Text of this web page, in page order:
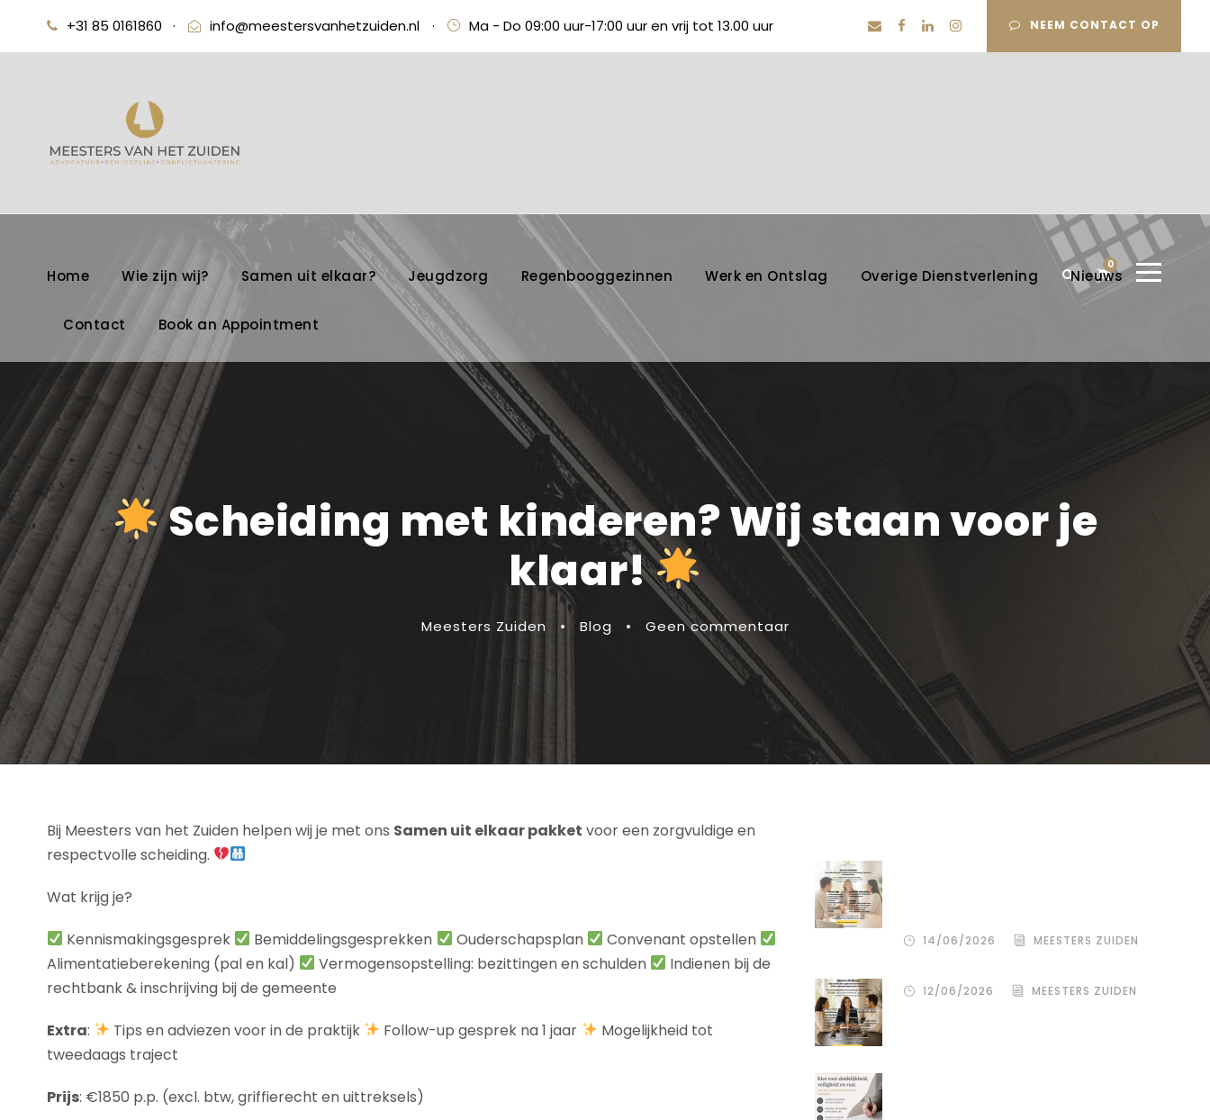
+31 85 0161860 · info@meestersvanhetzuiden.nl · Ma - Do 09:00 uur-17:00 uur en vrij tot 13.00 uur NEEM CONTACT OP
Home Wie zijn wij? Samen uit elkaar? Jeugdzorg Regenbooggezinnen Werk en Ontslag Overige Dienstverlening Nieuws
Contact Book an Appointment
0
Scheiding met kinderen? Wij staan voor je
klaar!
Meesters Zuiden • Blog • Geen commentaar
Bij Meesters van het Zuiden helpen wij je met ons Samen uit elkaar pakket voor een zorgvuldige en
respectvolle scheiding.
Wat krijg je?
Kennismakingsgesprek Bemiddelingsgesprekken Ouderschapsplan
Convenant opstellen
Alimentatieberekening (pal en kal)
Vermogensopstelling: bezittingen en schulden
Indienen bij de
rechtbank & inschrijving bij de gemeente
Extra: Tips en adviezen voor in de praktijk Follow-up gesprek na 1 jaar
Mogelijkheid tot
tweedaags traject
Prijs: €1850 p.p. (excl. btw, griffierecht en uittreksels)
14/06/2026 MEESTERS ZUIDEN
12/06/2026 MEESTERS ZUIDEN